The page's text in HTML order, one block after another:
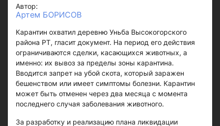
Автор:
Артем БОРИСОВ
Карантин охватил деревню Уньба Высокогорского
района РТ, гласит документ. На период его действия
ограничиваются сделки, касающихся животных, а
именно: их вывоз за пределы зоны карантина.
Вводится запрет на убой скота, который заражен
бешенством или имеет симптомы болезни. Карантин
может быть отменен через два месяца с момента
последнего случая заболевания животного.
За разработку и реализацию плана ликвидации